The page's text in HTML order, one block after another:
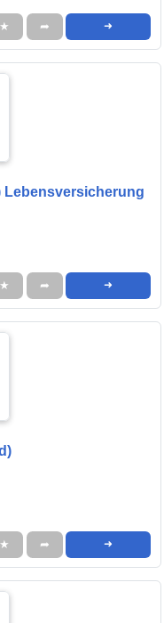
★ ➦ ➜
Lebensversicherung
★ ➦ ➜
★ ➦ ➜